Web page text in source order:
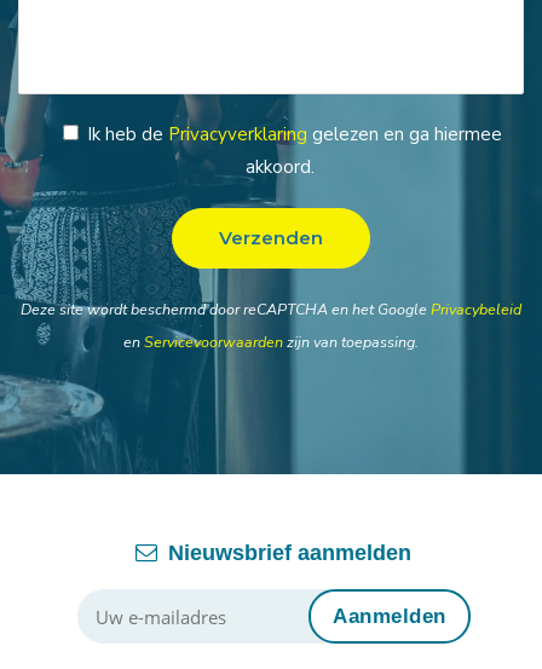
Ik heb de Privacyverklaring gelezen en ga hiermee
akkoord.
Deze site wordt beschermd door reCAPTCHA en het GooglePrivacybeleid
enServicevoorwaardenzijn van toepassing.
Nieuwsbrief aanmelden